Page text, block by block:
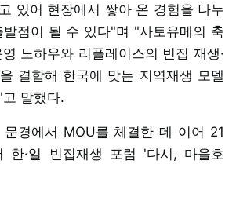
있어 현장에서 쌓아 온 경험을 나누
점이 될 수 있다"며 "사토유메의 축
노하우와 리플레이스의 빈집 재생·
결합해 한국에 맞는 지역재생 모델
말했다.
경에서 MOU를 체결한 데 이어 21
한·일 빈집재생 포럼 '다시, 마을호